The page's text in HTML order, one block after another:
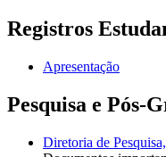
Registros
Apresentação
Pesquisa e Pós-
Diretoria de